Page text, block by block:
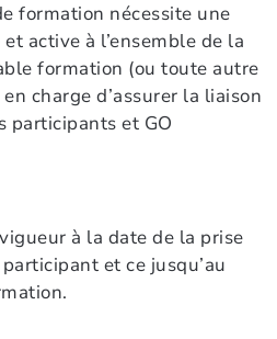
formation nécessite une
active à l’ensemble de la
formation (ou toute autre
charge d’assurer la liaison
participants et GO
à la date de la prise
et ce jusqu’au